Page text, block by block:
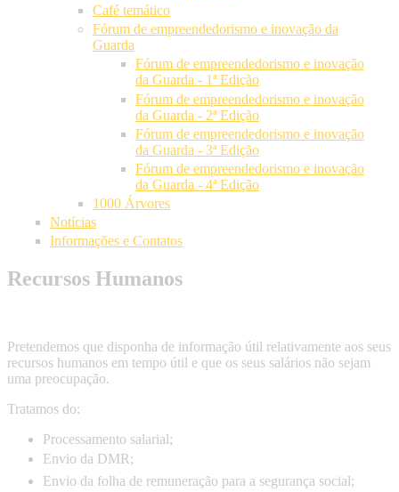
Café temático
Fórum de empreendedorismo e inovação da
Guarda
Fórum de empreendedorismo e inovação
da Guarda - 1ª Edição
Fórum de empreendedorismo e inovação
da Guarda - 2ª Edição
Fórum de empreendedorismo e inovação
da Guarda - 3ª Edição
Fórum de empreendedorismo e inovação
da Guarda - 4ª Edição
1000 Árvores
Notícias
Informações e Contatos
Recursos Humanos
Pretendemos que disponha de informação útil relativamente aos seus
recursos humanos em tempo útil e que os seus salários não sejam
uma preocupação.
Tratamos do:
Processamento salarial;
Envio da DMR;
Envio da folha de remuneração para a segurança social;